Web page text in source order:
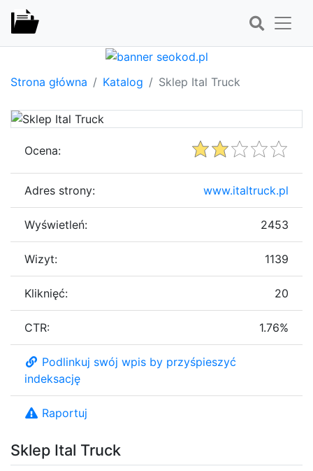
Strona główna Katalog Sklep Ital Truck
Sklep Ital Truck
Ocena:
Adres strony: www.italtruck.pl
Wyświetleń: 2453
Wizyt: 1139
Kliknięć: 20
CTR: 1.76%
Podlinkuj swój wpis by przyśpieszyć
indeksację
Raportuj